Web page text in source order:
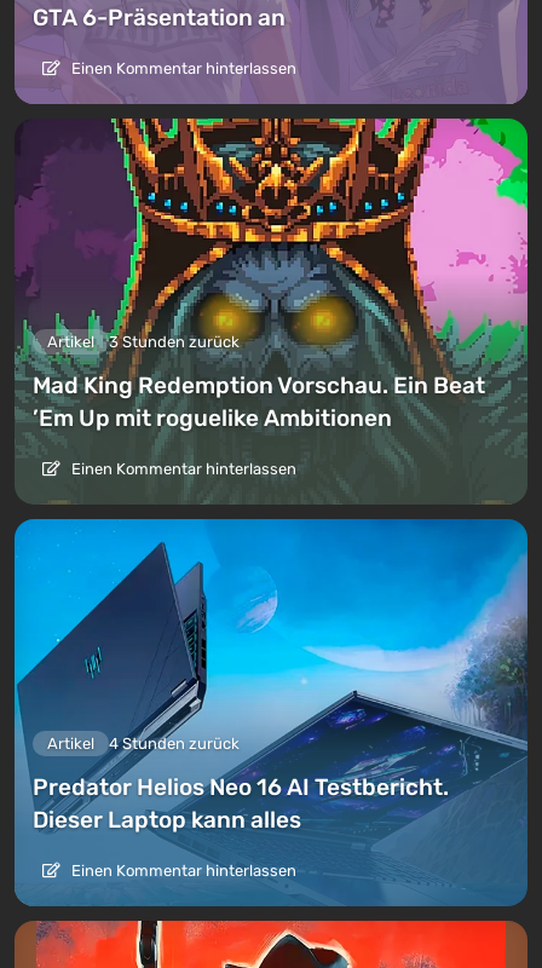
GTA 6-Präsentation an
Einen Kommentar hinterlassen
Artikel 3 Stunden zurück
Mad King Redemption Vorschau. Ein Beat
’Em Up mit roguelike Ambitionen
Einen Kommentar hinterlassen
Artikel 4 Stunden zurück
Predator Helios Neo 16 AI Testbericht.
Dieser Laptop kann alles
Einen Kommentar hinterlassen